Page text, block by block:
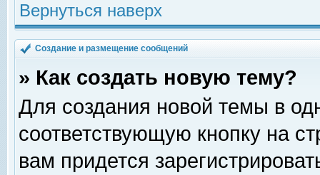
Вернуться наверх
Создание и размещение сообщений
» Как создать новую тему?
Для создания новой темы в
соответствующую кнопку на
вам придется